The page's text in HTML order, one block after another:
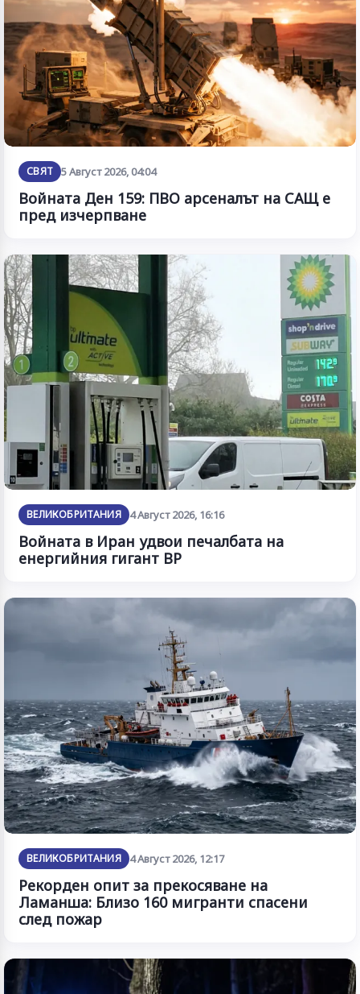
СВЯТ 5 Август 2026, 04:04
Войната Ден 159: ПВО арсеналът на САЩ е
пред изчерпване
ВЕЛИКОБРИТАНИЯ 4 Август 2026, 16:16
Войната в Иран удвои печалбата на
енергийния гигант BP
ВЕЛИКОБРИТАНИЯ 4 Август 2026, 12:17
Рекорден опит за прекосяване на
Ламанша: Близо 160 мигранти спасени
след пожар